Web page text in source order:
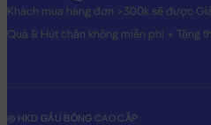
Khách mua hàng đơn >300k sẽ được
Quà & Hút chân không miễn phí + Tặng
@ HKD GẤU BÔNG CAO CẤP